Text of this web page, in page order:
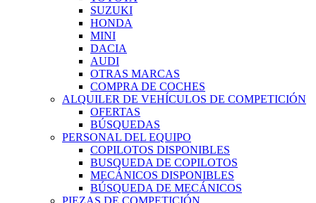
SUZUKI
HONDA
MINI
DACIA
AUDI
OTRAS MARCAS
COMPRA DE COCHES
ALQUILER DE VEHÍCULOS DE COMPETICIÓN
OFERTAS
BÚSQUEDAS
PERSONAL DEL EQUIPO
COPILOTOS DISPONIBLES
BUSQUEDA DE COPILOTOS
MECÁNICOS DISPONIBLES
BÚSQUEDA DE MECÁNICOS
PIEZAS DE COMPETICIÓN